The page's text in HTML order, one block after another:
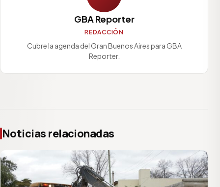
GBA Reporter
REDACCIÓN
Cubre la agenda del Gran Buenos Aires para GBA
Reporter.
Noticias relacionadas